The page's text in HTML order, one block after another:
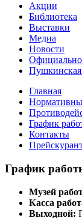
Акции
Библиотека
Выставки
Медиа
Новости
Официально
Пушкинская
Главная
График
Контакты
График
Музей
Касса
Выходной: